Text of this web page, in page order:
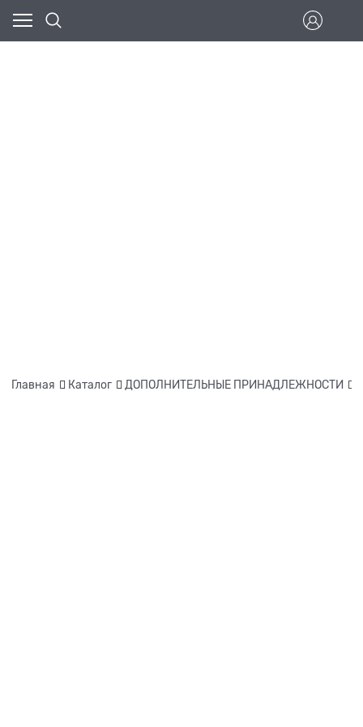
Главная Каталог ДОПОЛНИТЕЛЬНЫЕ ПРИНАДЛЕЖНОСТИ